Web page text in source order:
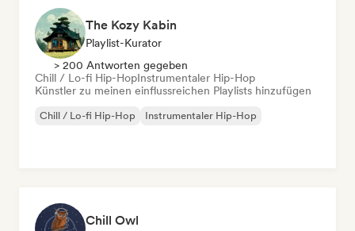
The Kozy Kabin
Playlist-Kurator
> 200 Antworten gegeben
Chill / Lo-fi Hip-HopInstrumentaler Hip-Hop
Künstler zu meinen einflussreichen Playlists hinzufügen
Chill / Lo-fi Hip-Hop Instrumentaler Hip-Hop
Chill Owl